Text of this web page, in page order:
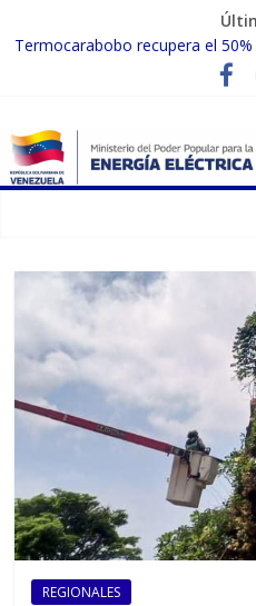
Termocarabobo recupera el
MPPEE avanza en la
Gobierno Nacional coordina
fortalecer el SEN ante el «Súper
Inspeccionan trabajos de
REGIONALES